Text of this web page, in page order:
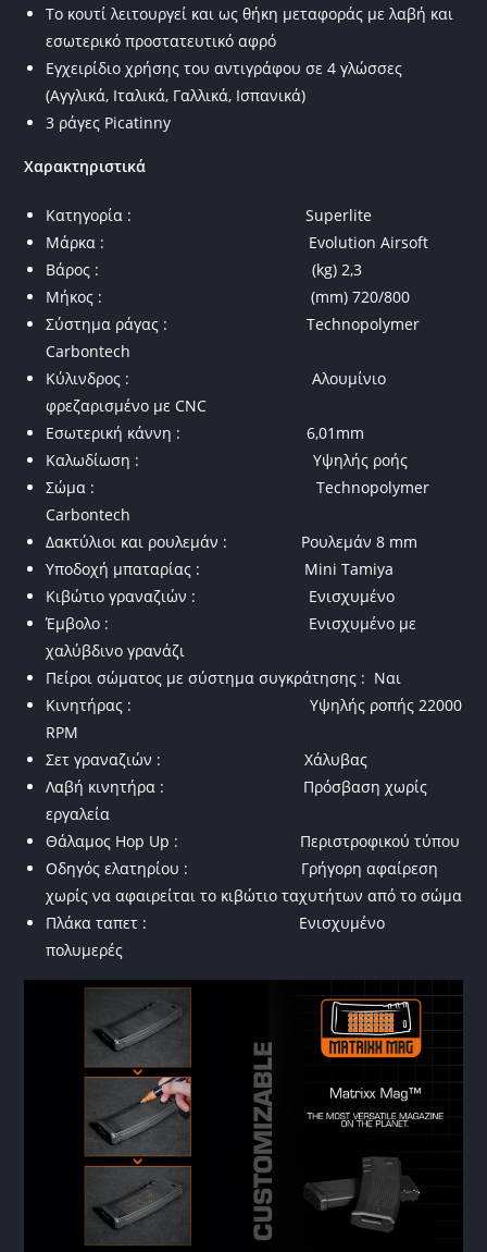
Το κουτί λειτουργεί και ως θήκη μεταφοράς με λαβή και
εσωτερικό προστατευτικό αφρό
Εγχειρίδιο χρήσης του αντιγράφου σε 4 γλώσσες
(Αγγλικά, Ιταλικά, Γαλλικά, Ισπανικά)
3 ράγες Picatinny
Χαρακτηριστικά
Κατηγορία : Superlite
Μάρκα : Evolution Airsoft
Βάρος : (kg) 2,3
Μήκος : (mm) 720/800
Σύστημα ράγας : Technopolymer
Carbontech
Κύλινδρος : Αλουμίνιο
φρεζαρισμένο με CNC
Εσωτερική κάννη : 6,01mm
Καλωδίωση : Υψηλής ροής
Σώμα : Technopolymer
Carbontech
Δακτύλιοι και ρουλεμάν : Ρουλεμάν 8 mm
Υποδοχή μπαταρίας : Mini Tamiya
Κιβώτιο γραναζιών : Ενισχυμένο
Έμβολο : Ενισχυμένο με
χαλύβδινο γρανάζι
Πείροι σώματος με σύστημα συγκράτησης : Ναι
Κινητήρας : Υψηλής ροπής 22000
RPM
Σετ γραναζιών : Χάλυβας
Λαβή κινητήρα : Πρόσβαση χωρίς
εργαλεία
Θάλαμος Hop Up : Περιστροφικού τύπου
Οδηγός ελατηρίου : Γρήγορη αφαίρεση
χωρίς να αφαιρείται το κιβώτιο ταχυτήτων από το σώμα
Πλάκα ταπετ : Ενισχυμένο
πολυμερές